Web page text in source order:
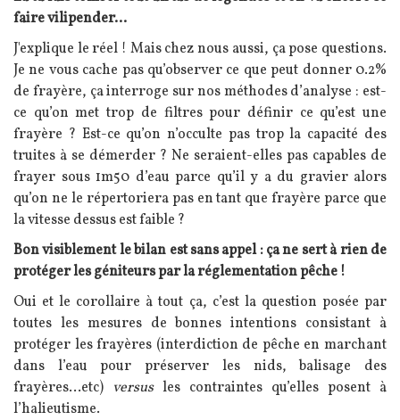
faire vilipender...
J'explique le réel ! Mais chez nous aussi, ça pose questions.
Je ne vous cache pas qu’observer ce que peut donner 0.2%
de frayère, ça interroge sur nos méthodes d’analyse : est-
ce qu’on met trop de filtres pour définir ce qu’est une
frayère ? Est-ce qu’on n’occulte pas trop la capacité des
truites à se démerder ? Ne seraient-elles pas capables de
frayer sous 1m50 d’eau parce qu’il y a du gravier alors
qu’on ne le répertoriera pas en tant que frayère parce que
la vitesse dessus est faible ?
Bon visiblement le bilan est sans appel : ça ne sert à rien de
protéger les géniteurs par la réglementation pêche !
Oui et le corollaire à tout ça, c’est la question posée par
toutes les mesures de bonnes intentions consistant à
protéger les frayères (interdiction de pêche en marchant
dans l’eau pour préserver les nids, balisage des
frayères...etc) versusles contraintes qu’elles posent à
l’halieutisme.